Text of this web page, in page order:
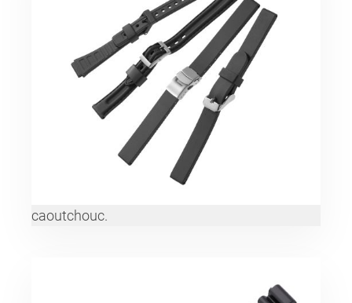
caoutchouc.